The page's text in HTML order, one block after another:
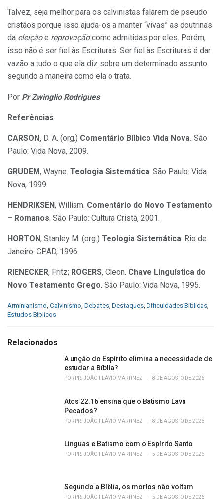
Talvez, seja melhor para os calvinistas falarem de pseudo
cristãos porque isso ajuda-os a manter “vivas” as doutrinas
da eleiçãoe reprovaçãocomo admitidas por eles. Porém,
isso não é ser fiel às Escrituras. Ser fiel às Escrituras é dar
vazão a tudo o que ela diz sobre um determinado assunto
segundo a maneira como ela o trata.
Por Pr Zwinglio Rodrigues
Referências
CARSON, D. A. (org.) Comentário Bílbico Vida Nova. São
Paulo: Vida Nova, 2009.
GRUDEM, Wayne. Teologia Sistemática. São Paulo: Vida
Nova, 1999.
HENDRIKSEN, William. Comentário do Novo Testamento
– Romanos. São Paulo: Cultura Cristã, 2001.
HORTON, Stanley M. (org.) Teologia Sistemática. Rio de
Janeiro: CPAD, 1996.
RIENECKER, Fritz; ROGERS, Cleon. Chave Linguística do
Novo Testamento Grego. São Paulo: Vida Nova, 1995.
C
a
g
Arminianismo Calvinismo Debates Destaques Dificuldades Bíblicas
Estudos Bíblicos
Relacionados
A unção do Espírito elimina a necessidade de
estudar a Bíblia?
POR PR. JOÃO FLÁVIO MARTINEZ 8 DE AGOSTO DE 2026
Atos 22.16 ensina que o Batismo Lava
Pecados?
POR PR. JOÃO FLÁVIO MARTINEZ 8 DE AGOSTO DE 2026
Línguas e Batismo com o Espírito Santo
POR PR. JOÃO FLÁVIO MARTINEZ 5 DE AGOSTO DE 2026
Segundo a Bíblia, os mortos não voltam
POR PR. JOÃO FLÁVIO MARTINEZ 5 DE AGOSTO DE 2026